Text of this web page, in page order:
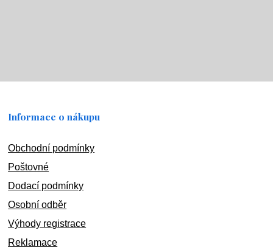
Informace o nákupu
Obchodní podmínky
Poštovné
Dodací podmínky
Osobní odběr
Výhody registrace
Reklamace